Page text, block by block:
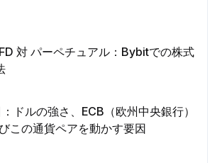
対 パーペチュアル：Bybitでの株式
ドルの強さ、ECB（欧州中央銀行）
この通貨ペアを動かす要因